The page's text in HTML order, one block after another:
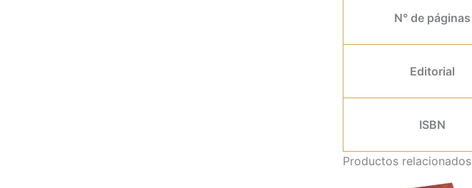
N° de páginas
Editorial
ISBN
Productos relacionados